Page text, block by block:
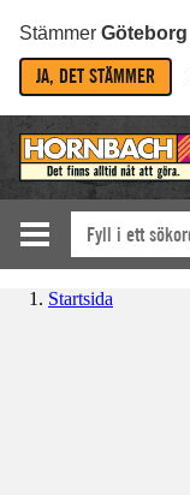
Stämmer Göteborg
JA, DET STÄMMER
Startsida